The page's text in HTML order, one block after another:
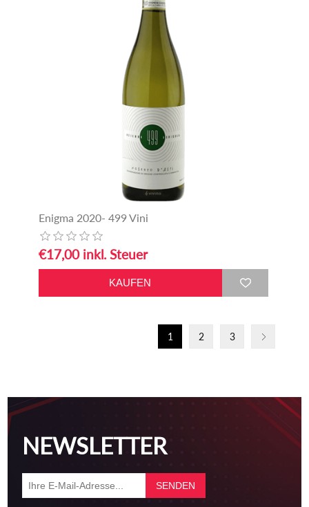
Enigma 2020- 499 Vini
€17,00 inkl. Steuer
1 2 3
NEWSLETTER